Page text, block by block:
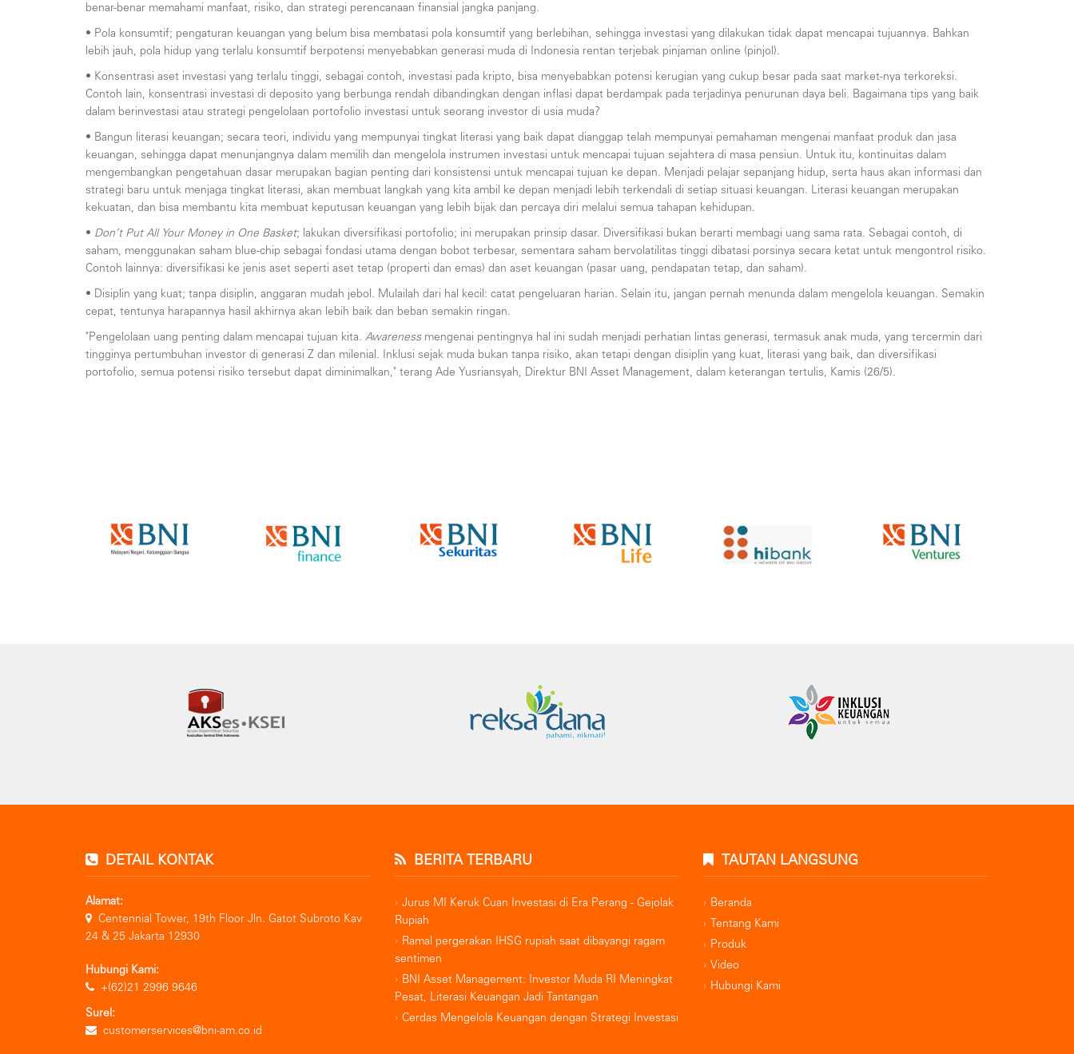
benar-benar memahami manfaat, risiko, dan strategi perencanaan finansial jangka panjang.
• Pola konsumtif; pengaturan keuangan yang belum bisa membatasi pola konsumtif yang berlebihan, sehingga investasi yang dilakukan tidak dapat mencapai tujuannya. Bahkan
lebih jauh, pola hidup yang terlalu konsumtif berpotensi menyebabkan generasi muda di Indonesia rentan terjebak pinjaman online (pinjol).
• Konsentrasi aset investasi yang terlalu tinggi, sebagai contoh, investasi pada kripto, bisa menyebabkan potensi kerugian yang cukup besar pada saat market-nya terkoreksi.
Contoh lain, konsentrasi investasi di deposito yang berbunga rendah dibandingkan dengan inflasi dapat berdampak pada terjadinya penurunan daya beli. Bagaimana tips yang baik
dalam berinvestasi atau strategi pengelolaan portofolio investasi untuk seorang investor di usia muda?
• Bangun literasi keuangan; secara teori, individu yang mempunyai tingkat literasi yang baik dapat dianggap telah mempunyai pemahaman mengenai manfaat produk dan jasa
keuangan, sehingga dapat menunjangnya dalam memilih dan mengelola instrumen investasi untuk mencapai tujuan sejahtera di masa pensiun. Untuk itu, kontinuitas dalam
mengembangkan pengetahuan dasar merupakan bagian penting dari konsistensi untuk mencapai tujuan ke depan. Menjadi pelajar sepanjang hidup, serta haus akan informasi dan
strategi baru untuk menjaga tingkat literasi, akan membuat langkah yang kita ambil ke depan menjadi lebih terkendali di setiap situasi keuangan. Literasi keuangan merupakan
kekuatan, dan bisa membantu kita membuat keputusan keuangan yang lebih bijak dan percaya diri melalui semua tahapan kehidupan.
• Don’t Put All Your Money in One Basket; lakukan diversifikasi portofolio; ini merupakan prinsip dasar. Diversifikasi bukan berarti membagi uang sama rata. Sebagai contoh, di
saham, menggunakan saham blue-chip sebagai fondasi utama dengan bobot terbesar, sementara saham bervolatilitas tinggi dibatasi porsinya secara ketat untuk mengontrol risiko.
Contoh lainnya: diversifikasi ke jenis aset seperti aset tetap (properti dan emas) dan aset keuangan (pasar uang, pendapatan tetap, dan saham).
• Disiplin yang kuat; tanpa disiplin, anggaran mudah jebol. Mulailah dari hal kecil: catat pengeluaran harian. Selain itu, jangan pernah menunda dalam mengelola keuangan. Semakin
cepat, tentunya harapannya hasil akhirnya akan lebih baik dan beban semakin ringan.
"Pengelolaan uang penting dalam mencapai tujuan kita. Awarenessmengenai pentingnya hal ini sudah menjadi perhatian lintas generasi, termasuk anak muda, yang tercermin dari
tingginya pertumbuhan investor di generasi Z dan milenial. Inklusi sejak muda bukan tanpa risiko, akan tetapi dengan disiplin yang kuat, literasi yang baik, dan diversifikasi
portofolio, semua potensi risiko tersebut dapat diminimalkan," terang Ade Yusriansyah, Direktur BNI Asset Management, dalam keterangan tertulis, Kamis (26/5).
DETAIL KONTAK
Alamat:
Centennial Tower, 19th Floor Jln. Gatot Subroto Kav
24 & 25 Jakarta 12930
Hubungi Kami:
+(62)21 2996 9646
Surel:
customerservices@bni-am.co.id
BERITA TERBARU
Jurus MI Keruk Cuan Investasi di Era Perang - Gejolak
Rupiah
Ramal pergerakan IHSG rupiah saat dibayangi ragam
sentimen
BNI Asset Management: Investor Muda RI Meningkat
Pesat, Literasi Keuangan Jadi Tantangan
Cerdas Mengelola Keuangan dengan Strategi Investasi
TAUTAN LANGSUNG
Beranda
Tentang Kami
Produk
Video
Hubungi Kami